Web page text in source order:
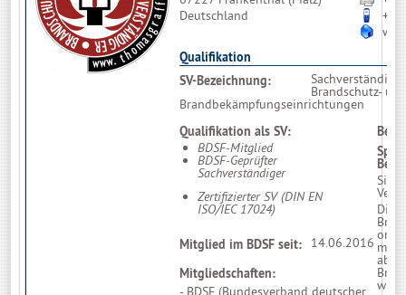
Deutschland
Qualifikation
SV-Bezeichnung:
Brandschutz- und
Brandbekämpfungseinrichtungen
Qualifikation als SV:
BDSF-Mitglied
BDSF-Geprüfter
Sachverständiger
Zertifizierter SV (DIN EN
ISO/IEC 17024)
Mitglied im BDSF seit:
14.06.2016
Mitgliedschaften:
- BDSF (Bundesverband deutscher
Die